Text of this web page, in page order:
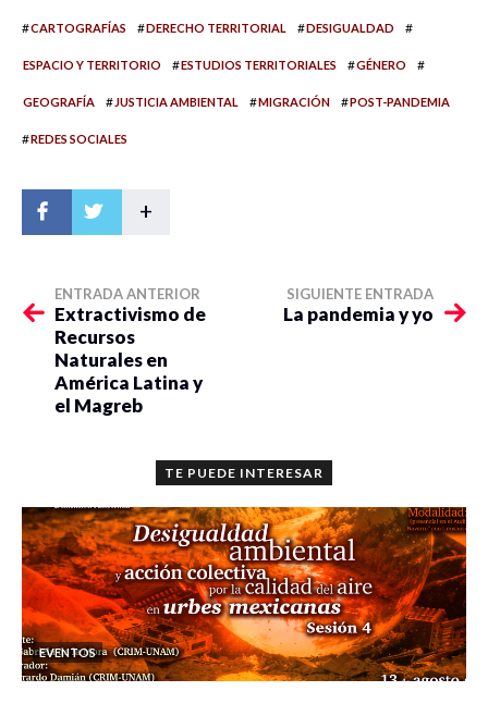
#CARTOGRAFÍAS #DERECHO TERRITORIAL #DESIGUALDAD #
ESPACIO Y TERRITORIO #ESTUDIOS TERRITORIALES #GÉNERO #
GEOGRAFÍA #JUSTICIA AMBIENTAL #MIGRACIÓN #POST-PANDEMIA
#REDES SOCIALES
+
ENTRADA ANTERIOR
Extractivismo de
Recursos
Naturales en
América Latina y
el Magreb
SIGUIENTE ENTRADA
La pandemia y yo
TE PUEDE INTERESAR
EVENTOS